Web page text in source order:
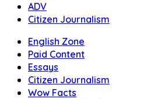
ADV
Citizen Journalism
English Zone
Paid Content
Essays
Citizen Journalism
Wow Facts